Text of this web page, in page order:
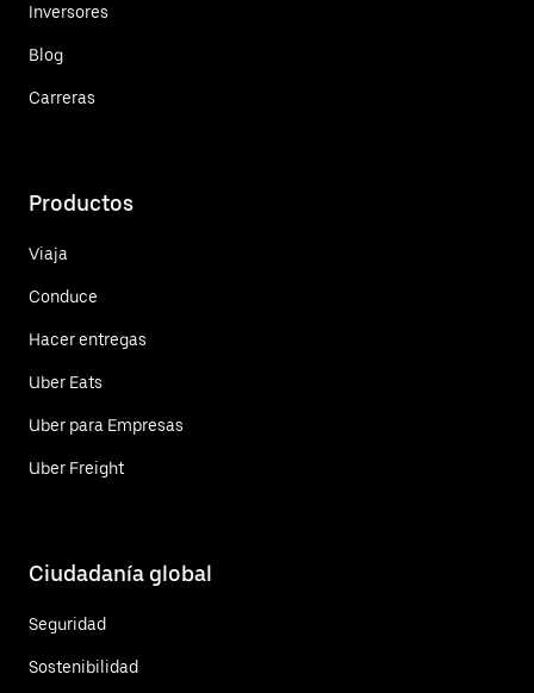
Inversores
Blog
Carreras
Productos
Viaja
Conduce
Hacer entregas
Uber Eats
Uber para Empresas
Uber Freight
Ciudadanía global
Seguridad
Sostenibilidad